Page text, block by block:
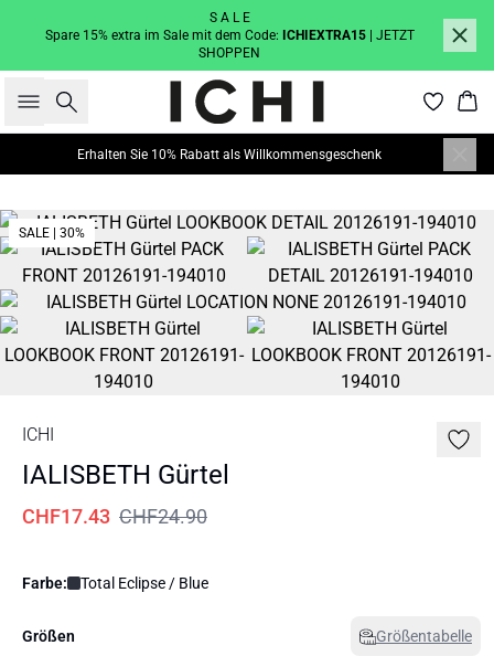
S A L E
Spare 15% extra im Sale mit dem Code: ICHIEXTRA15
| JETZT
SHOPPEN
Suche
Erhalten Sie 10% Rabatt als Willkommensgeschenk
SALE | 30%
ICHI
IALISBETH Gürtel
CHF17.43 CHF24.90
Farbe: Total Eclipse / Blue
Größen Größentabelle